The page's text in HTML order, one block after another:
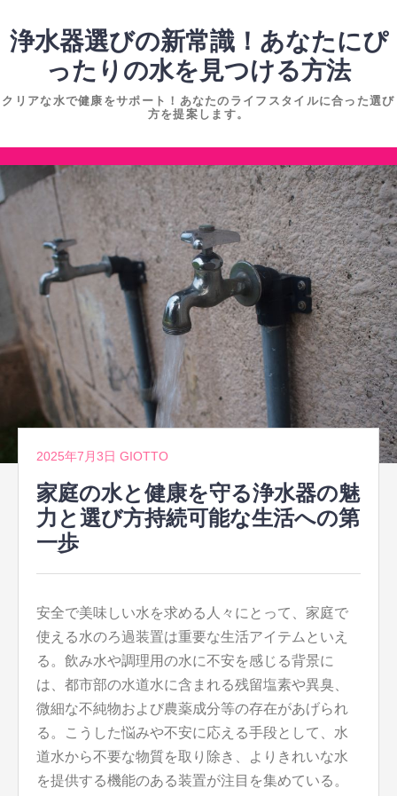
ン
ツ
キ
ッ
浄水器選びの新常識！あなたにぴ
ったりの水を見つける方法
クリアな水で健康をサポート！あなたのライフスタイルに合った選び
方を提案します。
コ
ン
へ
キ
2025年7月3日 GIOTTO
家庭の水と健康を守る浄水器の魅
力と選び方持続可能な生活への第
一歩
安全で美味しい水を求める人々にとって、家庭で
使える水のろ過装置は重要な生活アイテムといえ
る。 飲み水や調理用の水に不安を感じる背景に
は、都市部の水道水に含まれる残留塩素や異臭、
微細な不純物および農薬成分等の存在があげられ
る。こうした悩みや不安に応える手段として、水
道水から不要な物質を取り除き、よりきれいな水
を提供する機能のある装置が注目を集めている。